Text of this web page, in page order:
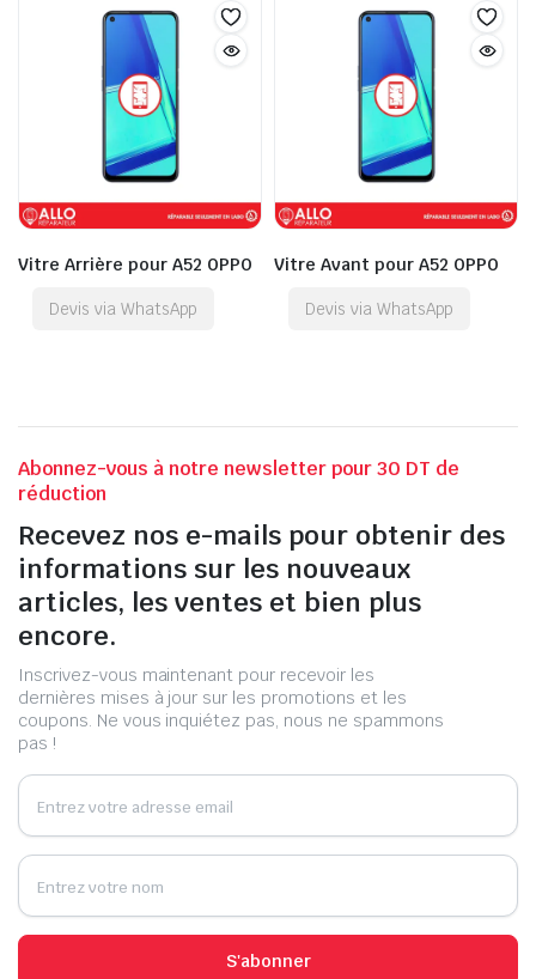
Vitre Arrière pour A52 OPPO
Devis via WhatsApp
Vitre Avant pour A52 OPPO
Devis via WhatsApp
Abonnez-vous à notre newsletter pour 30 DT de
réduction
Recevez nos e-mails pour obtenir des
informations sur les nouveaux
articles, les ventes et bien plus
encore.
Inscrivez-vous maintenant pour recevoir les
dernières mises à jour sur les promotions et les
coupons. Ne vous inquiétez pas, nous ne spammons
pas !
S'abonner